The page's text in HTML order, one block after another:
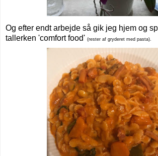
Og efter endt arbejde så gik jeg hjem og
tallerken 'comfort food' (rester af gryderet med pasta).